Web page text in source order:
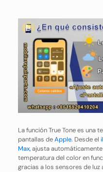
La función True Tone es una
pantallas deApple. Desde el
Max, ajusta
temperatura del color en
gracias a los sensores de luz